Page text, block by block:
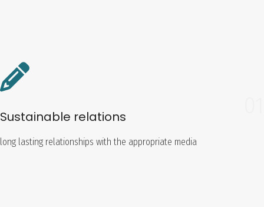
Sustainable relations
long lasting relationships with the appropriate media